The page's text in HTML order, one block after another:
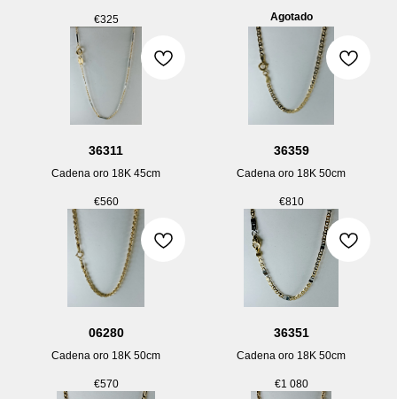
€325 Agotado
36311
Cadena oro 18K 45cm
€560
36359
Cadena oro 18K 50cm
€810
06280
Cadena oro 18K 50cm
€570
36351
Cadena oro 18K 50cm
€1 080